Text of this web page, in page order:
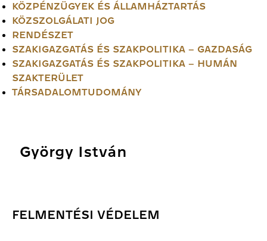
KÖZPÉNZÜGYEK ÉS ÁLLAMHÁZTARTÁS
KÖZSZOLGÁLATI JOG
RENDÉSZET
SZAKIGAZGATÁS ÉS SZAKPOLITIKA – GAZDASÁG
SZAKIGAZGATÁS ÉS SZAKPOLITIKA – HUMÁN
SZAKTERÜLET
TÁRSADALOMTUDOMÁNY
György István
FELMENTÉSI VÉDELEM